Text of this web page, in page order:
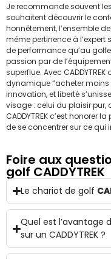
Je recommande souvent les
souhaitent découvrir le
honnêtement, l’ensemble
même pertinence à
de performance qu’au
passion par de
superflue. Avec
dynamique “acheter moins
innovation, et liberté
visage : celui du plaisir
CADDYTREK c’est honorer
de se concentrer sur ce qui
Foire aux
golf CADDYTREK
Le chariot de golf
Quel est l’avantage
sur un CADDYTREK ?